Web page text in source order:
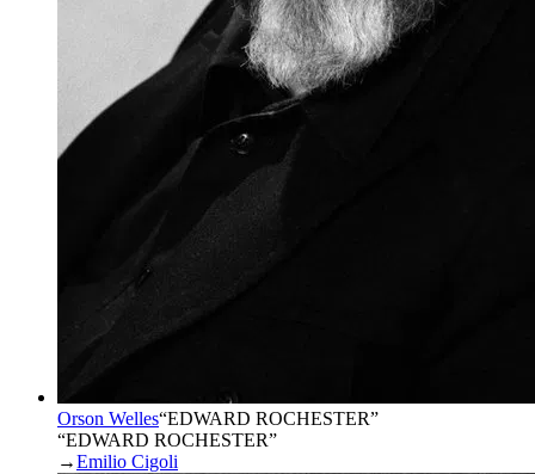
Orson Welles“EDWARD ROCHESTER”
“EDWARD ROCHESTER”
→Emilio Cigoli